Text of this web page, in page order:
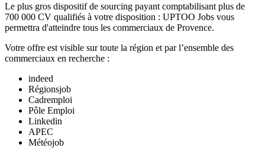
Le plus gros dispositif de sourcing payant comptabilisant plus de
700 000 CV qualifiés à votre disposition : UPTOO Jobs vous
permettra d'atteindre tous les commerciaux de Provence.
Votre offre est visible sur toute la région et par l’ensemble des
commerciaux en recherche :
indeed
Régionsjob
Cadremploi
Pôle Emploi
Linkedin
APEC
Météojob